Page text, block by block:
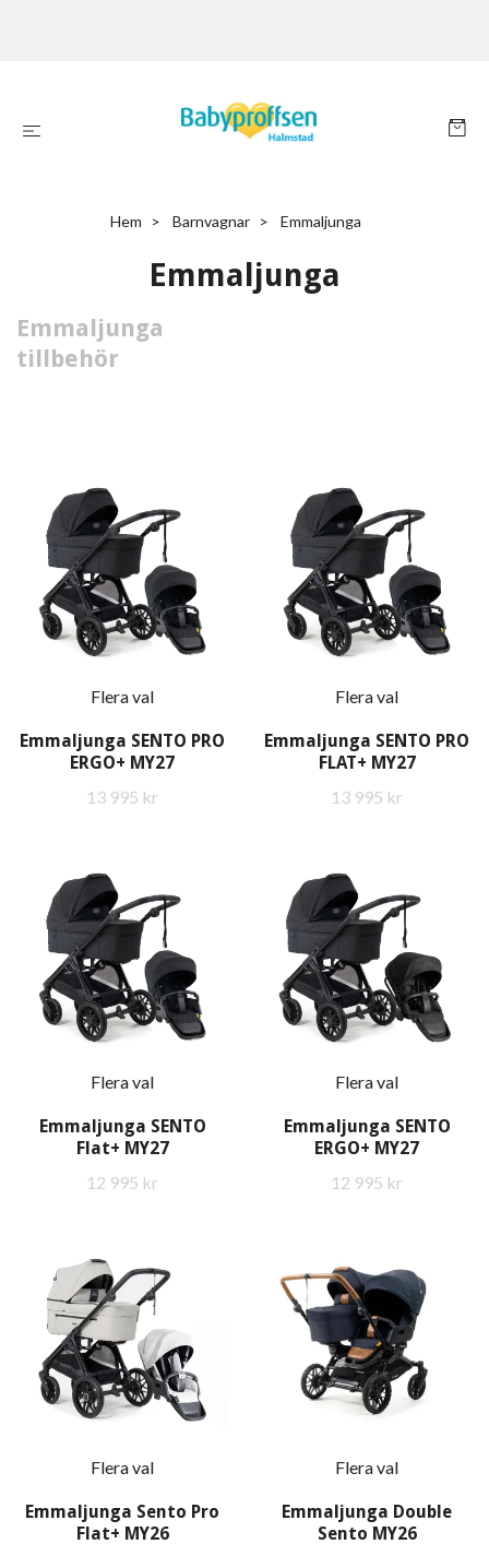
Hem Barnvagnar Emmaljunga
Emmaljunga
Emmaljunga
tillbehör
Flera val
Emmaljunga SENTO PRO
ERGO+ MY27
13 995 kr
Flera val
Emmaljunga SENTO PRO
FLAT+ MY27
13 995 kr
Flera val
Emmaljunga SENTO
Flat+ MY27
12 995 kr
Flera val
Emmaljunga SENTO
ERGO+ MY27
12 995 kr
Flera val
Emmaljunga Sento Pro
Flat+ MY26
Flera val
Emmaljunga Double
Sento MY26